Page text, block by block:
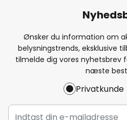
Ønsker du information om
belysningstrends, eksklusive
tilmelde dig vores nyhetsbrev
næste
Privatkunde